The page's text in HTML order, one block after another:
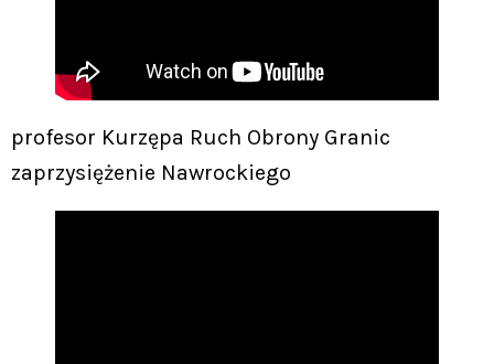
profesor Kurzępa Ruch Obrony Granic
zaprzysiężenie Nawrockiego